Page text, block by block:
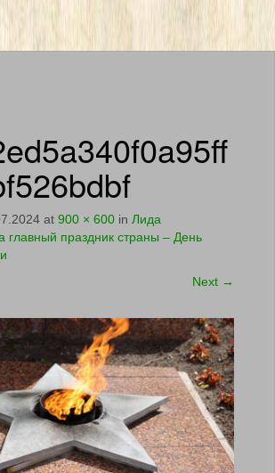
at 900 × 600 in Лида
главный праздник страны – День
Next →